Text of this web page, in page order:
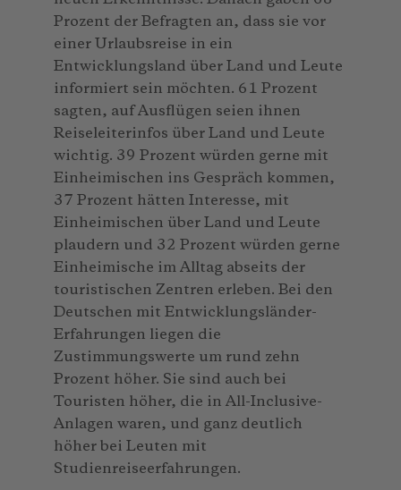
Prozent der Befragten an, dass sie vor
einer Urlaubsreise in ein
Entwicklungsland über Land und Leute
informiert sein möchten. 61 Prozent
sagten, auf Ausflügen seien ihnen
Reiseleiterinfos über Land und Leute
wichtig. 39 Prozent würden gerne mit
Einheimischen ins Gespräch kommen,
37 Prozent hätten Interesse, mit
Einheimischen über Land und Leute
plaudern und 32 Prozent würden gerne
Einheimische im Alltag abseits der
touristischen Zentren erleben. Bei den
Deutschen mit Entwicklungsländer-
Erfahrungen liegen die
Zustimmungswerte um rund zehn
Prozent höher. Sie sind auch bei
Touristen höher, die in All-Inclusive-
Anlagen waren, und ganz deutlich
höher bei Leuten mit
Studienreiseerfahrungen.